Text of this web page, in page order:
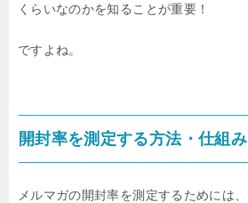
くらいなのかを知ることが重要！
ですよね。
開封率を測定する方法・仕組み
メルマガの開封率を測定するためには、